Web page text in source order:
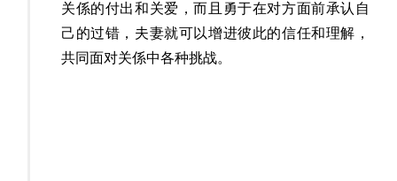
关係的付出和关爱，而且勇于在对方面前承认自
己的过错，夫妻就可以增进彼此的信任和理解，
共同面对关係中各种挑战。